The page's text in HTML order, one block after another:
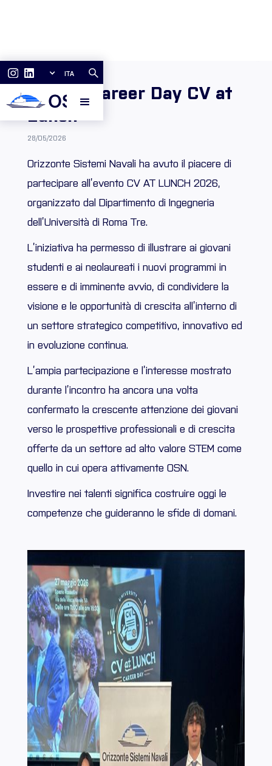
ITA
OSN al Career Day CV at
Lunch
28/05/2026
Orizzonte Sistemi Navali ha avuto il piacere di
partecipare all’evento CV AT LUNCH 2026,
organizzato dal Dipartimento di Ingegneria
dell’Università di Roma Tre.
L’iniziativa ha permesso di illustrare ai giovani
studenti e ai neolaureati i nuovi programmi in
essere e di imminente avvio, di condividere la
visione e le opportunità di crescita all’interno di
un settore strategico competitivo, innovativo ed
in evoluzione continua.
L’ampia partecipazione e l’interesse mostrato
durante l’incontro ha ancora una volta
confermato la crescente attenzione dei giovani
verso le prospettive professionali e di crescita
offerte da un settore ad alto valore STEM come
quello in cui opera attivamente OSN.
Investire nei talenti significa costruire oggi le
competenze che guideranno le sfide di domani.